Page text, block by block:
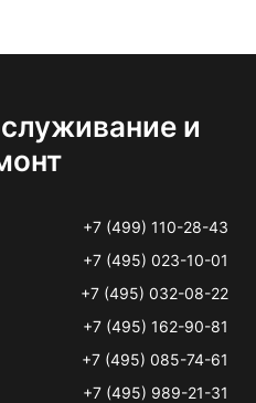
и
+7 (499) 110-28-43
+7 (495) 023-10-01
+7 (495) 032-08-22
+7 (495) 162-90-81
+7 (495) 085-74-61
+7 (495) 989-21-31